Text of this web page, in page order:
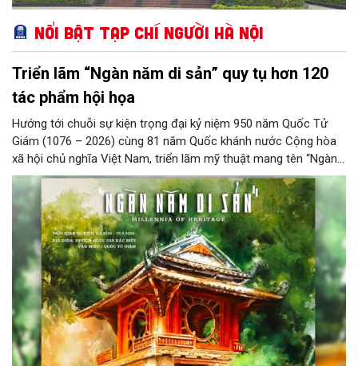
Nổi bật Tạp chí Người Hà Nội
Triển lãm “Ngàn năm di sản” quy tụ hơn 120
tác phẩm hội họa
Hướng tới chuỗi sự kiện trọng đại kỷ niệm 950 năm Quốc Tử
Giám (1076 – 2026) cùng 81 năm Quốc khánh nước Cộng hòa
xã hội chủ nghĩa Việt Nam, triển lãm mỹ thuật mang tên “Ngàn
năm di sản” sẽ chính thức khai mạc vào ngày 8/8 tại Nhà Thái
Học, Di tích Quốc gia đặc biệt Văn Miếu – Quốc Tử Giám. Sự
kiện kéo dài đến ngày 25/9/2026 hứa hẹn trở thành điểm đến
văn hóa đầy sức hút, góp phần làm phong phú đời sống nghệ
thuật của Thủ đô trong mùa thu này.